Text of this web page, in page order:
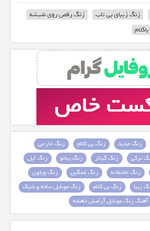
زنگ زیبای بی تاب
زنگ رقص روی شیشه
زنگ جدید زنگ بی کلام
زنگ خارجی
ترکی زنگ گیتار زنگ پیانو
زنگ اپل
زنگ عاشقانه زنگ غمگین
زنگ ویلون
زیبا زنگ بی کلام
زنگ موبایل ساده و شیک
آهنگ زنگ موبایل آرامش دهنده